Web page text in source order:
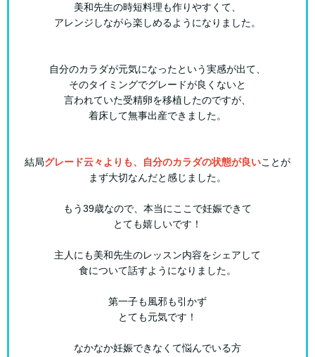
美和先生の時短料理も作りやすくて、
アレンジしながら楽しめるようになりました。
自分のカラダが元気になったという実感が出て、
そのタイミングでグレードが良くないと
言われていた受精卵を移植したのですが、
着床して無事出産できました。
結局グレード云々よりも、自分のカラダの状態が良いことが
まず大切なんだと感じました。
もう39歳なので、本当にここで妊娠できて
とても嬉しいです！
主人にも美和先生のレッスン内容をシェアして
食について話すようになりました。
第一子も風邪も引かず
とても元気です！
なかなか妊娠できなくて悩んでいる方